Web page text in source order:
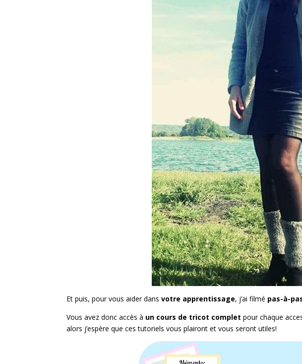
Et puis, pour vous aider dansvotre apprentissage, j’ai filmé pas-à-
Vous avez donc accès à un cours de tricot complet pour chaque
alors j’espère que ces tutoriels vous plairont et vous seront utiles!